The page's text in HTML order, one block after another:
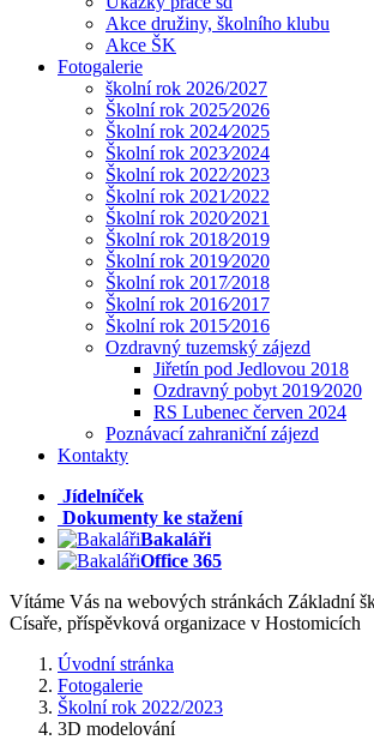
Akce družiny, školního klubu
Akce ŠK
Fotogalerie
školní rok 2026/2027
Školní rok 2025⁄2026
Školní rok 2024⁄2025
Školní rok 2023⁄2024
Školní rok 2022⁄2023
Školní rok 2021⁄2022
Školní rok 2020⁄2021
Školní rok 2018⁄2019
Školní rok 2019⁄2020
Školní rok 2017⁄2018
Školní rok 2016⁄2017
Školní rok 2015⁄2016
Ozdravný tuzemský zájezd
Jiřetín pod Jedlovou 2018
Ozdravný pobyt 2019⁄2020
RS Lubenec červen 2024
Poznávací zahraniční zájezd
Kontakty
Jídelníček
Dokumenty ke stažení
Bakaláři
Office 365
Vítáme Vás na webových stránkách Základní
Císaře, příspěvková organizace v Hostomicích
Úvodní stránka
Fotogalerie
Školní rok 2022/2023
3D modelování